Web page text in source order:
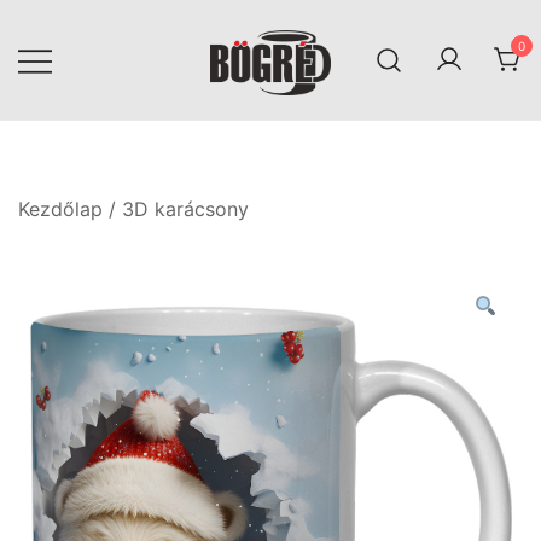
content
Bögréd
0
Kezdőlap / 3D karácsony